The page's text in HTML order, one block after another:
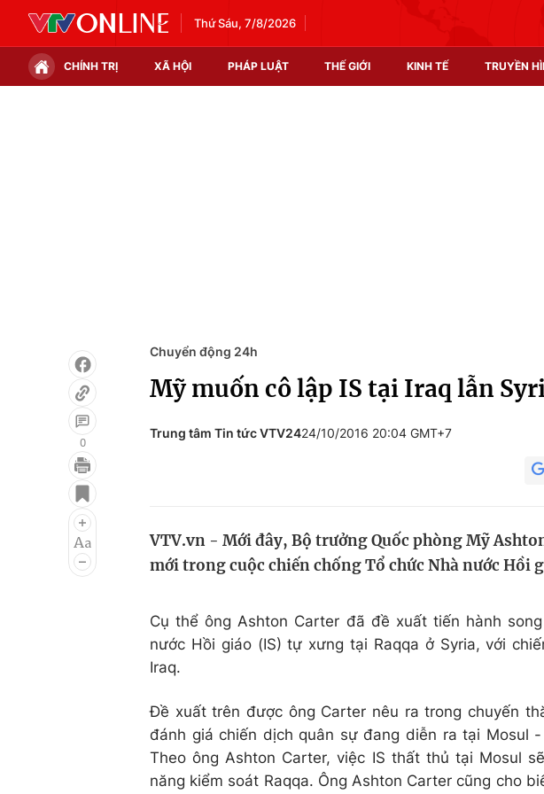
Thứ Sáu, 7/8/2026
CHÍNH TRỊ XÃ HỘI PHÁP LUẬT THẾ GIỚI KINH TẾ TRUYỀN
Điện ảnh
Âm nhạc
Làm đẹp
Học trực
0
Chuyển động 24h
Mỹ muốn cô lập IS tại Iraq lẫn
Trung tâm Tin tức VTV2424/10/2016 20:04 GMT+7
VTV.vn - Mới đây, Bộ trưởng Quốc phòng Mỹ
mới trong cuộc chiến chống Tổ chức Nhà nước Hồi
Cụ thể ông Ashton Carter đã đề xuất tiến hành
nước Hồi giáo (IS) tự xưng tại Raqqa ở Syria, với
Iraq.
Đề xuất trên được ông Carter nêu ra trong chuyến
đánh giá chiến dịch quân sự đang diễn ra tại Mosul
Theo ông Ashton Carter, việc IS thất thủ tại Mosul
năng kiểm soát Raqqa. Ông Ashton Carter cũng cho